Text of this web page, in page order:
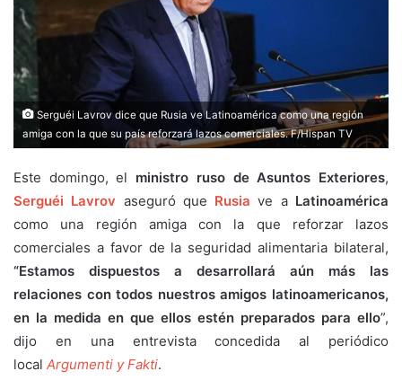
Serguéi Lavrov dice que Rusia ve Latinoamérica como una región
amiga con la que su país reforzará lazos comerciales. F/Hispan TV
Este domingo, el ministro ruso de Asuntos Exteriores,
Serguéi Lavrov aseguró que Rusia ve a Latinoamérica
como una región amiga con la que reforzar lazos
comerciales a favor de la seguridad alimentaria bilateral,
“Estamos dispuestos a desarrollará aún más las
relaciones con todos nuestros amigos latinoamericanos,
en la medida en que ellos estén preparados para ello”,
dijo en una entrevista concedida al periódico
local Argumenti y Fakti.